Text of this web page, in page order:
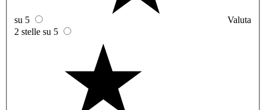
su 5
Valuta
2 stelle su 5